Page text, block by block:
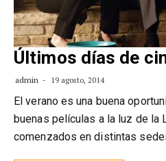
Últimos días de
admin 19 agosto, 2014
El verano es una buena
buenas películas a la luz de la
comenzados en distintas